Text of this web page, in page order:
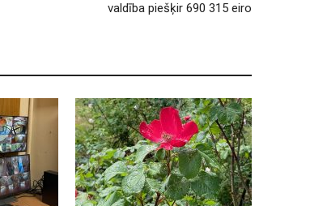
valdība piešķir 690 315 eiro